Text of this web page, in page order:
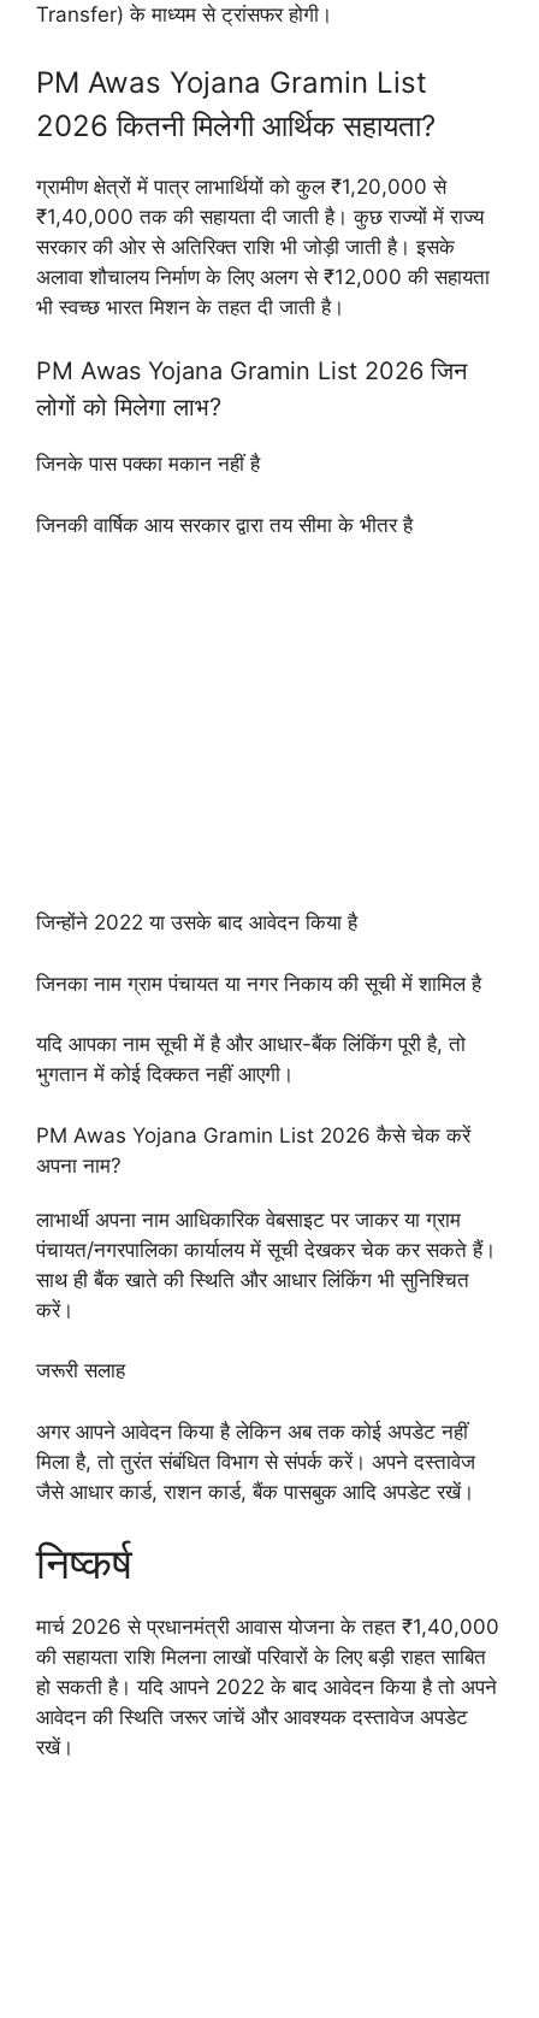
Transfer) के माध्यम से ट्रांसफर होगी।
PM Awas Yojana Gramin List
2026 कितनी मिलेगी आर्थिक सहायता?
ग्रामीण क्षेत्रों में पात्र लाभार्थियों को कुल ₹1,20,000 से
₹1,40,000 तक की सहायता दी जाती है। कुछ राज्यों में राज्य
सरकार की ओर से अतिरिक्त राशि भी जोड़ी जाती है। इसके
अलावा शौचालय निर्माण के लिए अलग से ₹12,000 की सहायता
भी स्वच्छ भारत मिशन के तहत दी जाती है।
PM Awas Yojana Gramin List 2026 जिन
लोगों को मिलेगा लाभ?
जिनके पास पक्का मकान नहीं है
जिनकी वार्षिक आय सरकार द्वारा तय सीमा के भीतर है
जिन्होंने 2022 या उसके बाद आवेदन किया है
जिनका नाम ग्राम पंचायत या नगर निकाय की सूची में शामिल है
यदि आपका नाम सूची में है और आधार-बैंक लिंकिंग पूरी है, तो
भुगतान में कोई दिक्कत नहीं आएगी।
PM Awas Yojana Gramin List 2026 कैसे चेक करें
अपना नाम?
लाभार्थी अपना नाम आधिकारिक वेबसाइट पर जाकर या ग्राम
पंचायत/नगरपालिका कार्यालय में सूची देखकर चेक कर सकते हैं।
साथ ही बैंक खाते की स्थिति और आधार लिंकिंग भी सुनिश्चित
करें।
जरूरी सलाह
अगर आपने आवेदन किया है लेकिन अब तक कोई अपडेट नहीं
मिला है, तो तुरंत संबंधित विभाग से संपर्क करें। अपने दस्तावेज
जैसे आधार कार्ड, राशन कार्ड, बैंक पासबुक आदि अपडेट रखें।
निष्कर्ष
मार्च 2026 से प्रधानमंत्री आवास योजना के तहत ₹1,40,000
की सहायता राशि मिलना लाखों परिवारों के लिए बड़ी राहत साबित
हो सकती है। यदि आपने 2022 के बाद आवेदन किया है तो अपने
आवेदन की स्थिति जरूर जांचें और आवश्यक दस्तावेज अपडेट
रखें।